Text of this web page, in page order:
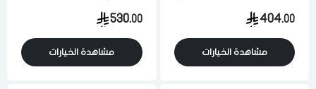
404.00
مشاهدة الخيارات
530.00
مشاهدة الخيارات